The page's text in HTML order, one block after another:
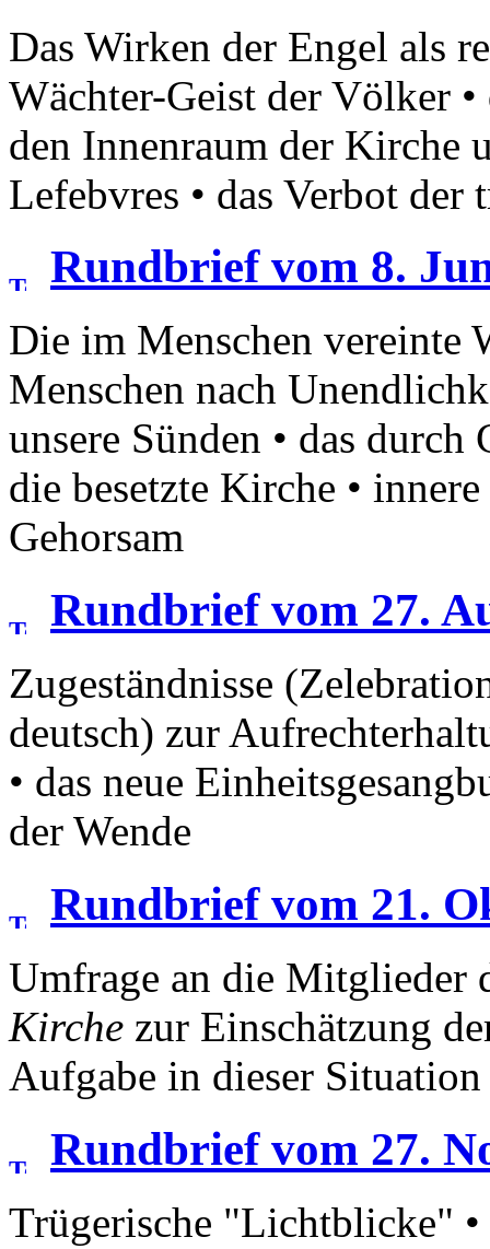
Das Wirken der Engel als
Wächter-Geist der Völker
den Innenraum der Kirche
Lefebvres • das Verbot der
Rundbrief vom 8.
Die im Menschen vereinte
Menschen nach
unsere Sünden • das
die besetzte Kirche •
Gehorsam
Rundbrief vom 27.
Zugeständnisse
deutsch) zur
• das neue
der Wende
Rundbrief vom 21.
Umfrage an die Mitglieder
Kirche zur Einschätzung
Aufgabe in dieser Situation
Rundbrief vom 27.
Trügerische "Lichtblicke"